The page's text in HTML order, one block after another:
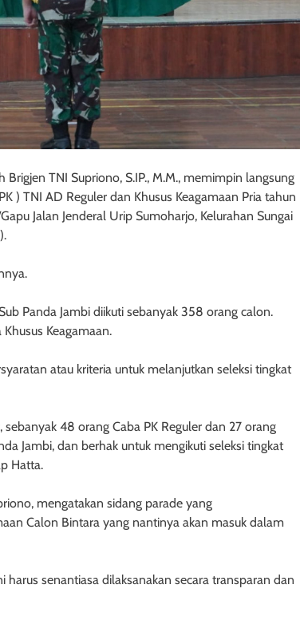
TNI Supriono, S.IP., M.M., memimpin langsung
) TNI AD Reguler dan Khusus Keagamaan Pria tahun
Jalan Jenderal Urip Sumoharjo, Kelurahan Sungai
Panda Jambi diikuti sebanyak 358 orang calon.
Keagamaan.
atau kriteria untuk melanjutkan seleksi tingkat
48 orang Caba PK Reguler dan 27 orang
Jambi, dan berhak untuk mengikuti seleksi tingkat
Hatta.
mengatakan sidang parade yang
Calon Bintara yang nantinya akan masuk dalam
senantiasa dilaksanakan secara transparan dan